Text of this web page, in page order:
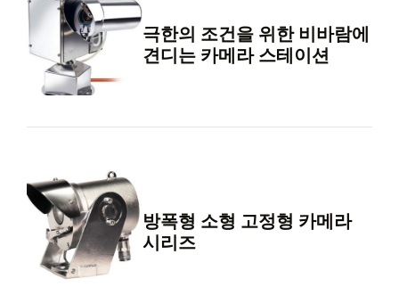
극한의 조건을 위한 비바람에
견디는 카메라 스테이션
방폭형 소형 고정형 카메라
시리즈